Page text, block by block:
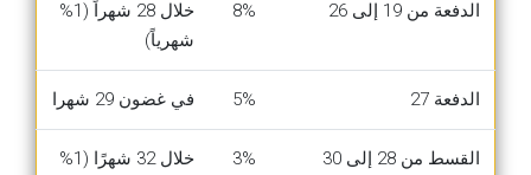
الدفعة من 19 إلى 26 8%
خلال 28 شهراً (1%
شهرياً)
الدفعة 27 5% في غضون 29 شهرا
القسط من 28 إلى 30 3%
خلال 32 شهرًا (1%